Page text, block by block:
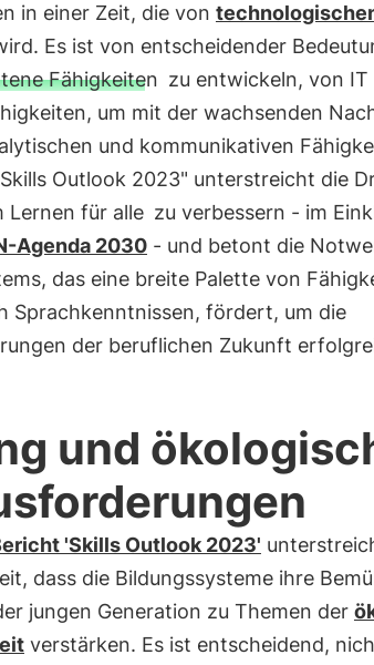
in einer Zeit, die von
Es ist von entscheidender
Fähigkeiten zu entwickeln, von IT
um mit der wachsenden
und kommunikativen
Outlook 2023" unterstreicht die
Lernen für alle zu verbessern - im
Agenda 2030- und betont die
das eine breite Palette von
Sprachkenntnissen, fördert, um die
der beruflichen Zukunft
und
'Skills Outlook 2023'
dass die Bildungssysteme ihre
jungen Generation zu Themen der
verstärken. Es ist entscheidend,